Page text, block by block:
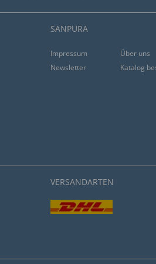
lang, mein Fehler -
SANPURA
Impressum Über uns
Newsletter
Katalog
VERSANDARTEN